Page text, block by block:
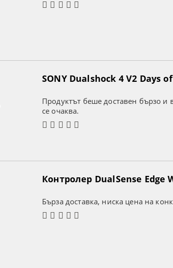
SONY Dualshock 4 V2 Days
Продуктът беше доставен бързо и
се очаква.
Контролер DualSense
Бърза доставка, ниска цена на